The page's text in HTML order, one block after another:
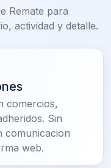
Remate para
actividad y detalle.
comercios,
Sin
comunicacion
web.